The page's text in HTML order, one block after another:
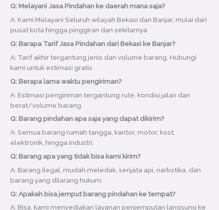
Q: Melayani Jasa Pindahan ke daerah mana saja?
A: Kami Melayani Seluruh wilayah Bekasi dan Banjar, mulai dari
pusat kota hingga pinggiran dan sekitarnya
Q: Barapa Tarif Jasa Pindahan dari Bekasi ke Banjar?
A: Tarif akhir tergantung jenis dan volume barang, Hubungi
kami untuk estimasi gratis
Q: Berapa lama waktu pengiriman?
A: Estimasi pengiriman tergantung rute, kondisi jalan dan
berat/volume barang.
Q: Barang pindahan apa saja yang dapat dikirim?
A: Semua barang rumah tangga, kantor, motor, kost,
elektronik, hingga industri.
Q: Barang apa yang tidak bisa kami kirim?
A: Barang ilegal, mudah meledak, senjata api, narkotika, dan
barang yang dilarang hukum.
Q: Apakah bisa jemput barang pindahan ke tempat?
A: Bisa, kami menyediakan layanan penjemputan langsung ke